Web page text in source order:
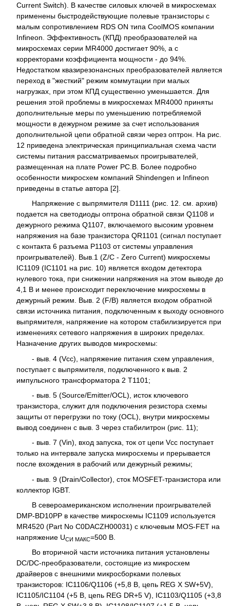
Current Switch). В качестве силовых ключей в микросхемах
применены быстродействующие полевые транзисторы с
малым сопротивлением RDS ON типа CoolMOS компании
Infineon. Эффективность (КПД) преобразователей на
микросхемах серии MR4000 достигает 90%, а с
корректорами коэффициента мощности - до 94%.
Недостатком квазирезонансных преобразователей является
переход в "жесткий" режим коммутации при малых
нагрузках, при этом КПД существенно уменьшается. Для
решения этой проблемы в микросхемах MR4000 приняты
дополнительные меры по уменьшению потребляемой
мощности в дежурном режиме за счет использования
дополнительной цепи обратной связи через оптрон. На рис.
12 приведена электрическая принципиальная схема части
системы питания рассматриваемых проигрывателей,
размещенная на плате Power PC.B. Более подробно
особенности микросхем компаний Shindengen и Infineon
приведены в статье автора [2].
Напряжение с выпрямителя D1111 (рис. 12. см. архив)
подается на светодиоды оптрона обратной связи Q1108 и
дежурного режима Q1107, включаемого высоким уровнем
напряжения на базе транзистора QR1101 (сигнал поступает
с контакта 6 разъема Р1103 от системы управления
проигрывателей). Выв.1 (Z/C - Zero Current) микросхемы
IC1109 (IC1101 на рис. 10) является входом детектора
нулевого тока, при снижении напряжения на этом выводе до
4,1 В и менее происходит переключение микросхемы в
дежурный режим. Выв. 2 (F/B) является входом обратной
связи источника питания, подключенным к выходу основного
выпрямителя, напряжение на котором стабилизируется при
изменениях сетевого напряжения в широких пределах.
Назначение других выводов микросхемы:
- выв. 4 (Vcc), напряжение питания схем управления,
поступает с выпрямителя, подключенного к выв. 2
импульсного трансформатора 2 Т1101;
- выв. 5 (Source/Emitter/OCL), исток ключевого
транзистора, служит для подключения резистора схемы
защиты от перегрузки по току (OCL), внутри микросхемы
вывод соединен с выв. 3 через стабилитрон (рис. 11);
- выв. 7 (Vin), вход запуска, ток от цепи Vcc поступает
только на интервале запуска микросхемы и прерывается
после вхождения в рабочий или дежурный режимы;
- выв. 9 (Drain/Collector), сток MOSFET-транзистора или
коллектор IGBT.
В североамериканском исполнении проигрывателей
DMP-BD10PP в качестве микросхемы IC1109 используется
MR4520 (Part No C0DACZH00031) с ключевым MOS-FET на
напряжение UСИ МАКС=500 В.
Во вторичной части источника питания установлены
DC/DC-преобразователи, состоящие из микросхем
драйверов с внешними микросборками полевых
транзисторов: IC1106/Q1106 (+5,8 В, цепь REG X SW+5V),
IC1105/IC1104 (+5 B, цепь REG DR+5 V), IC1103/Q1105 (+3,8